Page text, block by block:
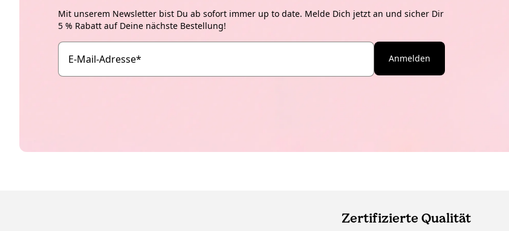
Mit unserem Newsletter bist Du ab sofort immer up to date. Melde Dich jetzt an und sicher Dir
5 % Rabatt auf Deine nächste Bestellung!
E-Mail-Adresse* Anmelden
Zertifizierte Qualität